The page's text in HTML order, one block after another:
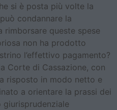
si è posta più volte la
condannare la
queste spese
non ha prodotto
l’effettivo pagamento?
Corte di Cassazione, con
risposto in modo netto e
a orientare la prassi dei